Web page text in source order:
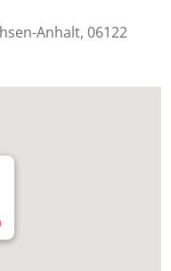
Anhalt, 06122